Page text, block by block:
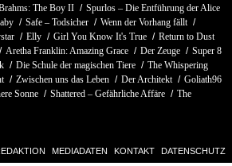
The Boy II
Spurlos – Die Entführung der Alice
Safe – Todsicher
Wenn der Vorhang fällt
Elly Girl You Know It's True
Return to Dust
Aretha Franklin: Amazing Grace Der Zeuge
Super 8
Die Schule der magischen Tiere
The Whispering
Zwischen uns das Leben Der Architekt
Goliath96
Sonne
Shattered – Gefährliche Affäre
The
MEDIADATEN KONTAKT DATENSCHUTZ